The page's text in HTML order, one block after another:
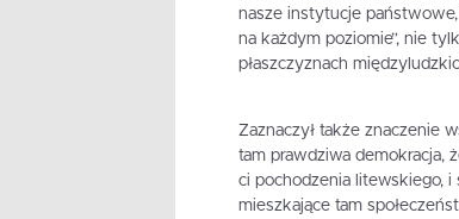
nasze instytucje
na każdym poziomie”, nie
płaszczyznach
Zaznaczył także znaczenie
tam prawdziwa demokracja,
ci pochodzenia litewskiego, i
mieszkające tam